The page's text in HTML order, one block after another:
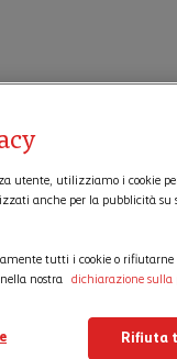
utente, utilizziamo i cookie
anche per la pubblicità
tutti i cookie o
nostra
dichiarazione sulla
Rifiuta